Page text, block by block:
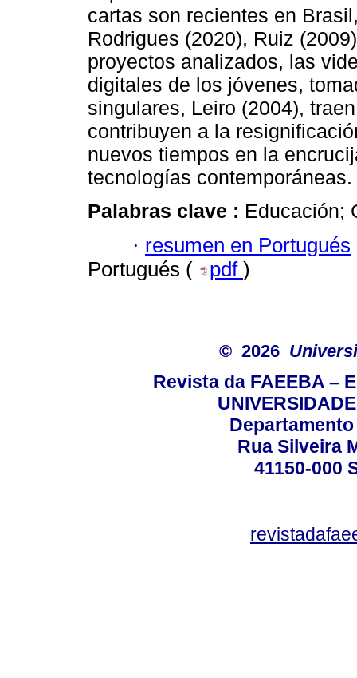
cartas son recientes en
Rodrigues (2020), Ruiz
proyectos analizados, las
digitales de los jóvenes,
singulares, Leiro (2004),
contribuyen a la
nuevos tiempos en la
tecnologías contemporáneas.
Palabras clave : Educación;
· resumen en Portugués
Portugués (
pdf )
© 2026
Revista da FAEEBA –
Rua Silveira
41150-000